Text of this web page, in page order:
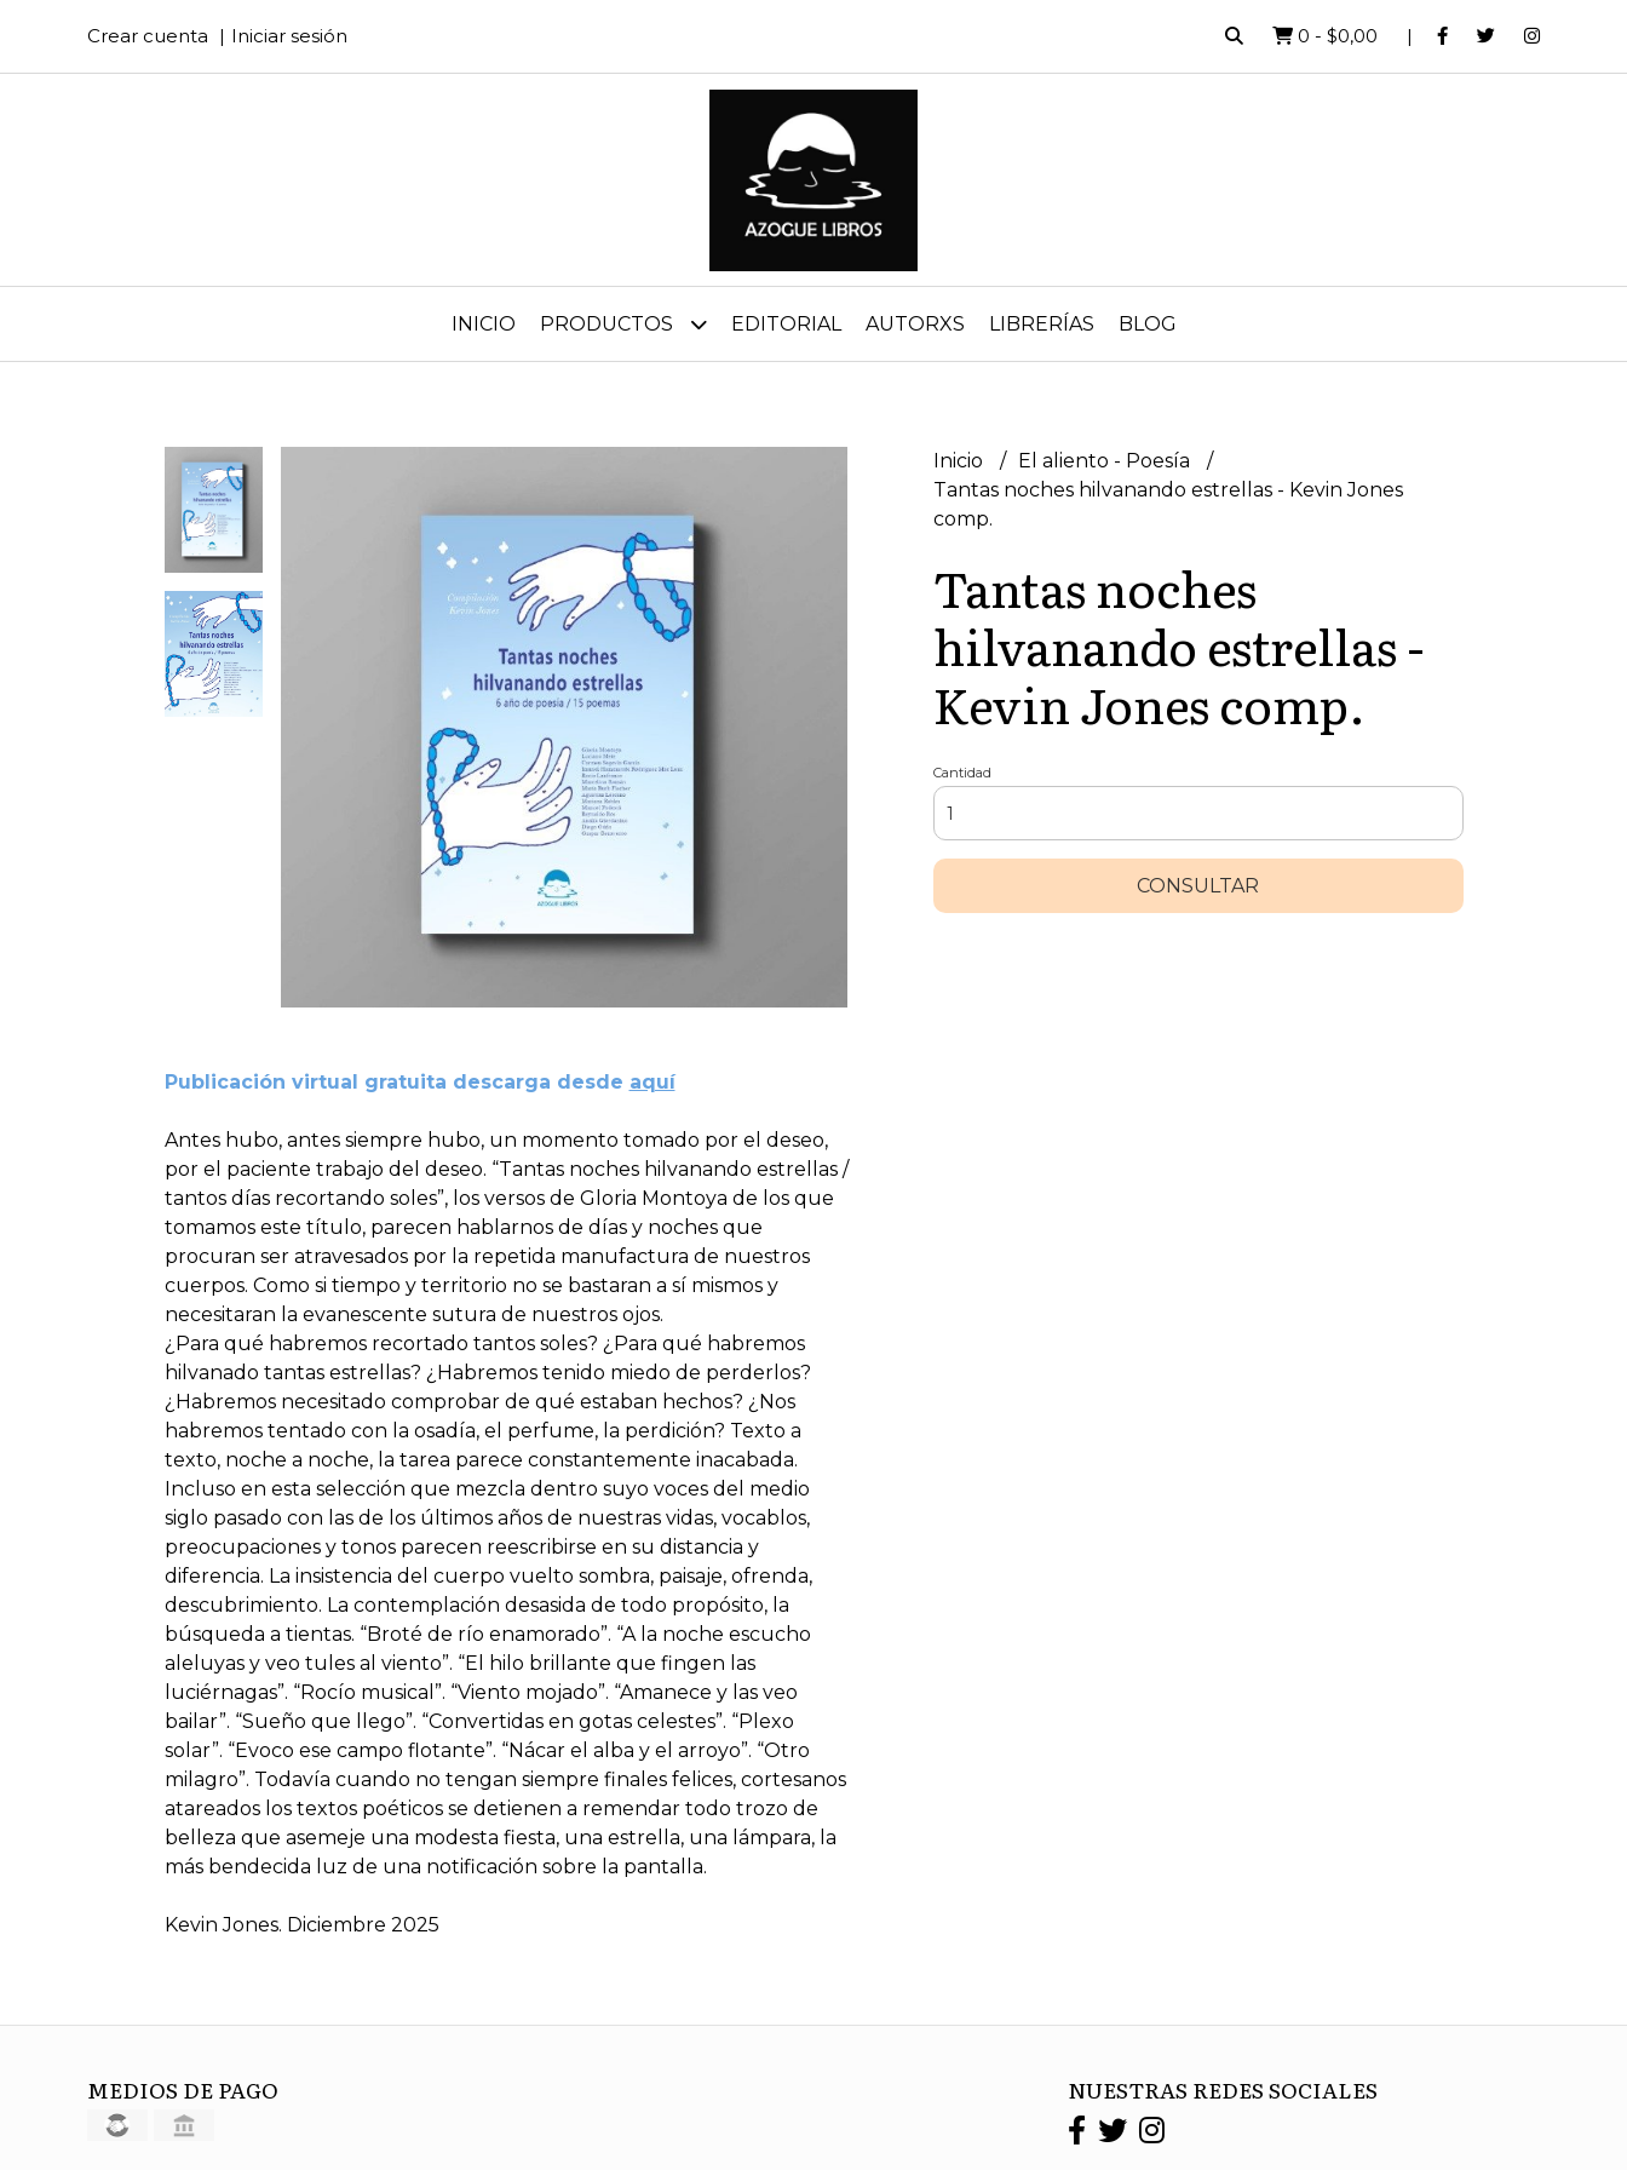
Crear cuenta Iniciar sesión 0 - $0,00
INICIO PRODUCTOS EDITORIAL AUTORXS LIBRERÍAS BLOG
Publicación virtual gratuita descarga desde aquí
Antes hubo, antes siempre hubo, un momento tomado por el deseo,
por el paciente trabajo del deseo. “Tantas noches hilvanando estrellas /
tantos días recortando soles”, los versos de Gloria Montoya de los que
tomamos este título, parecen hablarnos de días y noches que
procuran ser atravesados por la repetida manufactura de nuestros
cuerpos. Como si tiempo y territorio no se bastaran a sí mismos y
necesitaran la evanescente sutura de nuestros ojos.
¿Para qué habremos recortado tantos soles? ¿Para qué habremos
hilvanado tantas estrellas? ¿Habremos tenido miedo de perderlos?
¿Habremos necesitado comprobar de qué estaban hechos? ¿Nos
habremos tentado con la osadía, el perfume, la perdición? Texto a
texto, noche a noche, la tarea parece constantemente inacabada.
Incluso en esta selección que mezcla dentro suyo voces del medio
siglo pasado con las de los últimos años de nuestras vidas, vocablos,
preocupaciones y tonos parecen reescribirse en su distancia y
diferencia. La insistencia del cuerpo vuelto sombra, paisaje, ofrenda,
descubrimiento. La contemplación desasida de todo propósito, la
búsqueda a tientas. “Broté de río enamorado”. “A la noche escucho
aleluyas y veo tules al viento”. “El hilo brillante que fingen las
luciérnagas”. “Rocío musical”. “Viento mojado”. “Amanece y las veo
bailar”. “Sueño que llego”. “Convertidas en gotas celestes”. “Plexo
solar”. “Evoco ese campo flotante”. “Nácar el alba y el arroyo”. “Otro
milagro”. Todavía cuando no tengan siempre finales felices, cortesanos
atareados los textos poéticos se detienen a remendar todo trozo de
belleza que asemeje una modesta fiesta, una estrella, una lámpara, la
más bendecida luz de una notificación sobre la pantalla.
Kevin Jones. Diciembre 2025
Inicio
El aliento - Poesía
Tantas noches hilvanando estrellas - Kevin Jones
comp.
Tantas noches
hilvanando estrellas -
Kevin Jones comp.
Cantidad
CONSULTAR
MEDIOS DE PAGO NUESTRAS REDES SOCIALES